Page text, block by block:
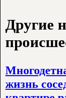
Другие
жизнь